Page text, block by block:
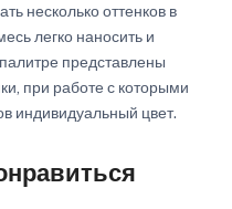
несколько оттенков в
легко наносить и
представлены
при работе с которыми
индивидуальный цвет.